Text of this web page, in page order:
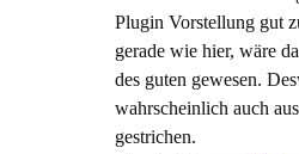
Plugin Vorstellung gut
gerade wie hier, wäre
des guten gewesen.
wahrscheinlich auch
gestrichen.